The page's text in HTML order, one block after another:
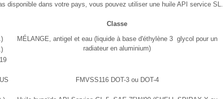
disponible dans votre pays, vous pouvez utiliser une huile API service SL.
Classe
MÉLANGE, antigel et eau (liquide à base d'éthylène 3 glycol pour un
radiateur en aluminium)
FMVSS116 DOT-3 ou DOT-4